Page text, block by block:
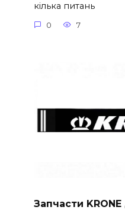
кілька питань
0 7
Запчасти